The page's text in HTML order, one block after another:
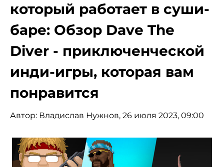
который работает в суши-
баре: Обзор Dave The
Diver - приключенческой
инди-игры, которая вам
понравится
Автор: Владислав Нужнов, 26 июля 2023, 09:00